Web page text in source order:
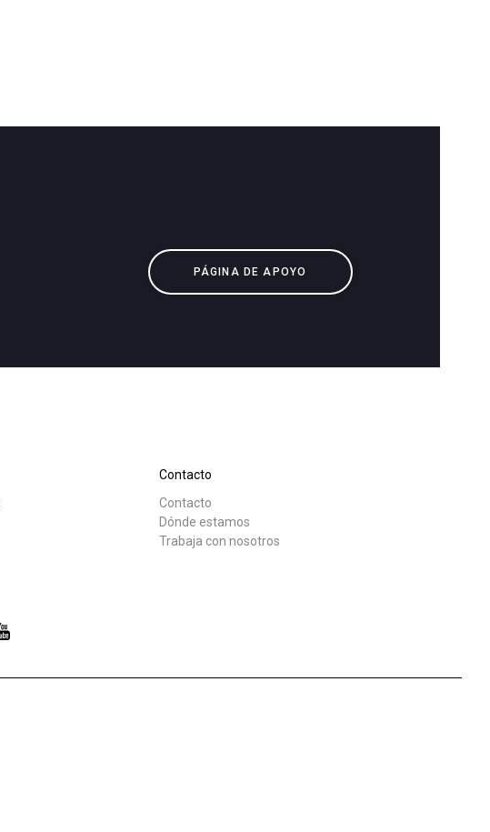
PÁGINA DE APOYO
Contacto
Contacto
Dónde estamos
Trabaja con nosotros